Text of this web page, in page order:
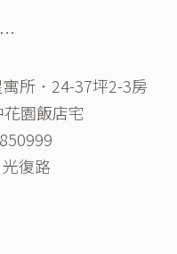
所．24-37坪2-3房
園飯店宅
復路